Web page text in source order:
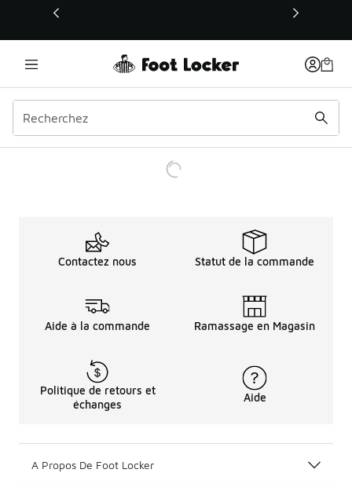
Ce lien s’ouvrira dans une nouvelle fenêtre
Contactez nous Statut de la commande
Aide à la commande Ramassage en Magasin
Politique de retours et
échanges
Aide
A Propos De Foot Locker